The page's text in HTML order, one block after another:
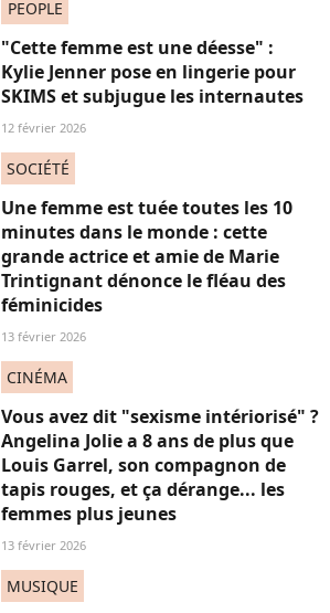
PEOPLE
"Cette femme est une déesse" :
Kylie Jenner pose en lingerie pour
SKIMS et subjugue les internautes
12 février 2026
SOCIÉTÉ
Une femme est tuée toutes les 10
minutes dans le monde : cette
grande actrice et amie de Marie
Trintignant dénonce le fléau des
féminicides
13 février 2026
CINÉMA
Vous avez dit "sexisme intériorisé" ?
Angelina Jolie a 8 ans de plus que
Louis Garrel, son compagnon de
tapis rouges, et ça dérange... les
femmes plus jeunes
13 février 2026
MUSIQUE